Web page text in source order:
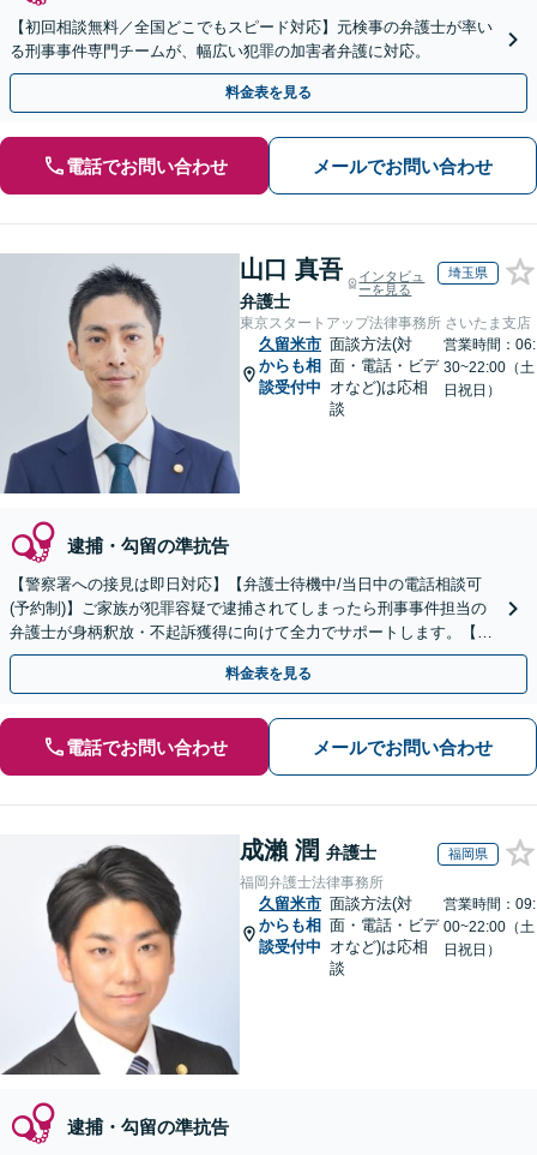
【初回相談無料／全国どこでもスピード対応】元検事の弁護士が率い
る刑事事件専門チームが、幅広い犯罪の加害者弁護に対応。
料金表を見る
電話でお問い合わせ メールでお問い合わせ
山口 真吾
弁護士
インタビュ
ーを見る
埼玉県
東京スタートアップ法律事務所 さいたま支店
久留米市
からも相
談受付中
面談方法(対
面・電話・ビデ
オなど)は応相
談
営業時間：06:
30~22:00（土
日祝日）
逮捕・勾留の準抗告
【警察署への接見は即日対応】【弁護士待機中/当日中の電話相談可
(予約制)】ご家族が犯罪容疑で逮捕されてしまったら刑事事件担当の
弁護士が身柄釈放・不起訴獲得に向けて全力でサポートします。【毎
月100名以上の相談実績】【全国対応】
料金表を見る
電話でお問い合わせ メールでお問い合わせ
成瀨 潤 弁護士 福岡県
福岡弁護士法律事務所
久留米市
からも相
談受付中
面談方法(対
面・電話・ビデ
オなど)は応相
談
営業時間：09:
00~22:00（土
日祝日）
逮捕・勾留の準抗告